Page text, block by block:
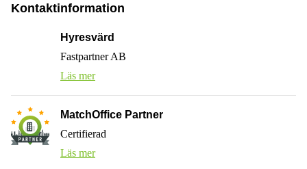
Kontaktinformation
Hyresvärd
Fastpartner AB
Läs mer
MatchOffice Partner
Certifierad
Läs mer